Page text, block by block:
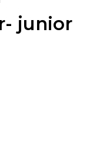
junior